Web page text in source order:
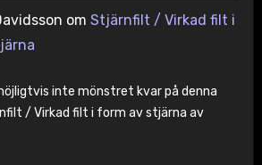
om Stjärnfilt / Virkad filt i
inte mönstret kvar på denna
/ Virkad filt i form av stjärna av